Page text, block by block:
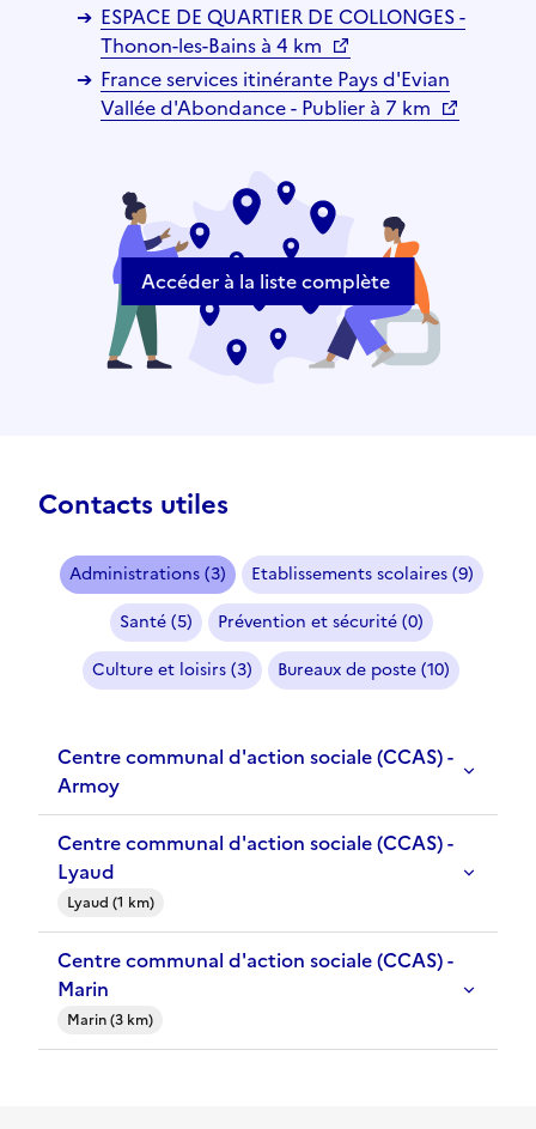
ESPACE DE QUARTIER DE COLLONGES -
Thonon-les-Bains à 4 km
France services itinérante Pays d'Evian
Vallée d'Abondance - Publier à 7 km
Accéder à la liste complète
Contacts utiles
Administrations (3)
Etablissements scolaires (9)
Santé (5)
Prévention et sécurité (0)
Culture et loisirs (3)
Bureaux de poste (10)
Centre communal d'action sociale (CCAS) -
Armoy
Centre communal d'action sociale (CCAS) -
Lyaud
Lyaud (1 km)
Centre communal d'action sociale (CCAS) -
Marin
Marin (3 km)